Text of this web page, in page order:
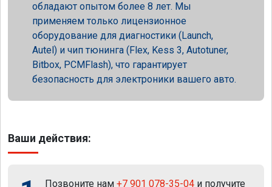
обладают опытом более 8 лет. Мы
применяем только лицензионное
оборудование для диагностики (Launch,
Autel) и чип тюнинга (Flex, Kess 3, Autotuner,
Bitbox, PCMFlash), что гарантирует
безопасность для электроники вашего авто.
Ваши действия:
Позвоните нам +7 901 078-35-04 и получите